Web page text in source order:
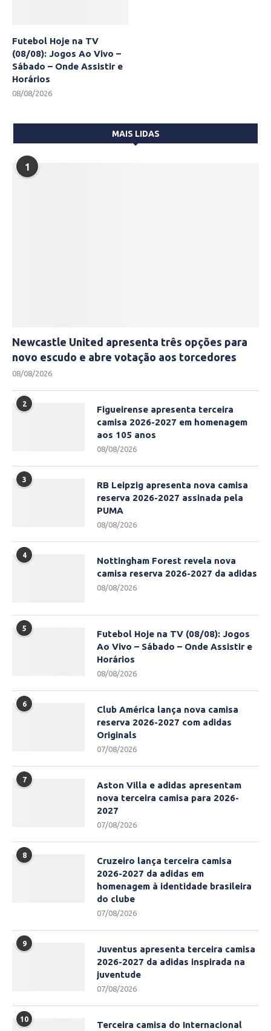
Futebol Hoje na TV
(08/08): Jogos Ao Vivo –
Sábado – Onde Assistir e
Horários
08/08/2026
MAIS LIDAS
1
Newcastle United apresenta três opções para
novo escudo e abre votação aos torcedores
08/08/2026
2
Figueirense apresenta terceira
camisa 2026-2027 em homenagem
aos 105 anos
08/08/2026
3
RB Leipzig apresenta nova camisa
reserva 2026-2027 assinada pela
PUMA
08/08/2026
4
Nottingham Forest revela nova
camisa reserva 2026-2027 da adidas
08/08/2026
5
Futebol Hoje na TV (08/08): Jogos
Ao Vivo – Sábado – Onde Assistir e
Horários
08/08/2026
6
Club América lança nova camisa
reserva 2026-2027 com adidas
Originals
07/08/2026
7
Aston Villa e adidas apresentam
nova terceira camisa para 2026-
2027
07/08/2026
8
Cruzeiro lança terceira camisa
2026-2027 da adidas em
homenagem à identidade brasileira
do clube
07/08/2026
9
Juventus apresenta terceira camisa
2026-2027 da adidas inspirada na
juventude
07/08/2026
10
Terceira camisa do Internacional